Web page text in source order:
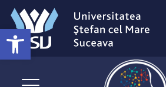
Deschide bara de unelte